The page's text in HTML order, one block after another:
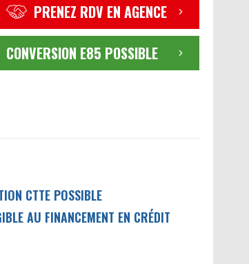
PRENEZ RDV EN AGENCE
CONVERSION E85 POSSIBLE
CTTE POSSIBLE
AU FINANCEMENT EN CRÉDIT